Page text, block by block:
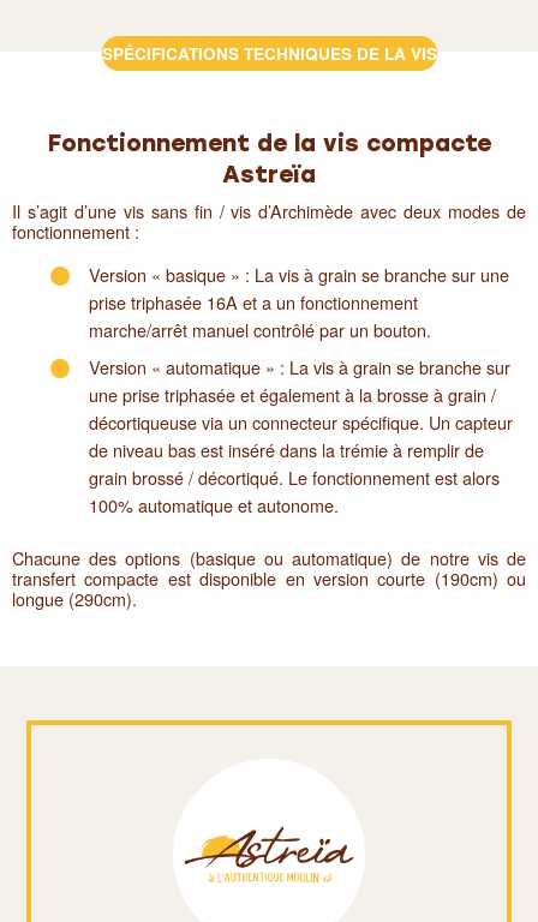
SPÉCIFICATIONS TECHNIQUES DE LA VIS
Fonctionnement de la vis compacte
Astreïa
Il s’agit d’une vis sans fin / vis d’Archimède avec deux modes de
fonctionnement :
Version « basique » : La vis à grain se branche sur une
prise triphasée 16A et a un fonctionnement
marche/arrêt manuel contrôlé par un bouton.
Version « automatique » : La vis à grain se branche sur
une prise triphasée et également à la brosse à grain /
décortiqueuse via un connecteur spécifique. Un capteur
de niveau bas est inséré dans la trémie à remplir de
grain brossé / décortiqué. Le fonctionnement est alors
100% automatique et autonome.
Chacune des options (basique ou automatique) de notre vis de
transfert compacte est disponible en version courte (190cm) ou
longue (290cm).